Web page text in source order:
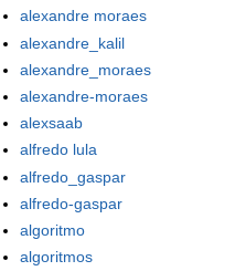
alexandre moraes
alexandre_kalil
alexandre_moraes
alexandre-moraes
alexsaab
alfredo lula
alfredo_gaspar
alfredo-gaspar
algoritmo
algoritmos